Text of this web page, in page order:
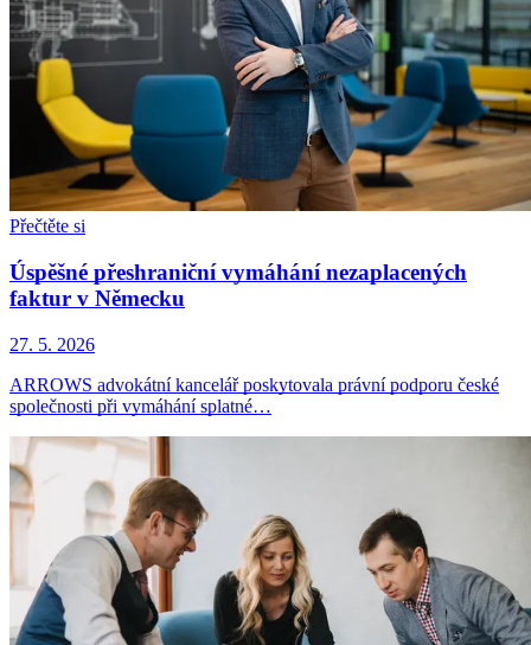
Přečtěte si
Úspěšné přeshraniční vymáhání nezaplacených
faktur v Německu
27. 5. 2026
ARROWS advokátní kancelář poskytovala právní podporu české
společnosti při vymáhání splatné…